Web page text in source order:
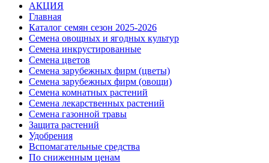
АКЦИЯ
Главная
Каталог семян сезон 2025-2026
Семена овощных и ягодных культур
Семена инкрустированные
Семена цветов
Семена зарубежных фирм (цветы)
Семена зарубежных фирм (овощи)
Семена комнатных растений
Семена лекарственных растений
Семена газонной травы
Защита растений
Удобрения
Вспомагательные средства
По сниженным ценам